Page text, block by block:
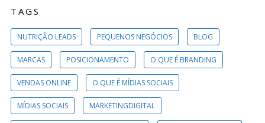
TAGS
NUTRIÇÃO LEADS PEQUENOS NEGÓCIOS BLOG
MARCAS POSICIONAMENTO O QUE É BRANDING
VENDAS ONLINE O QUE É MÍDIAS SOCIAIS
MÍDIAS SOCIAIS MARKETINGDIGITAL